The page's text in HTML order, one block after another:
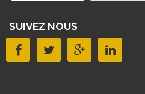
SUIVEZ NOUS